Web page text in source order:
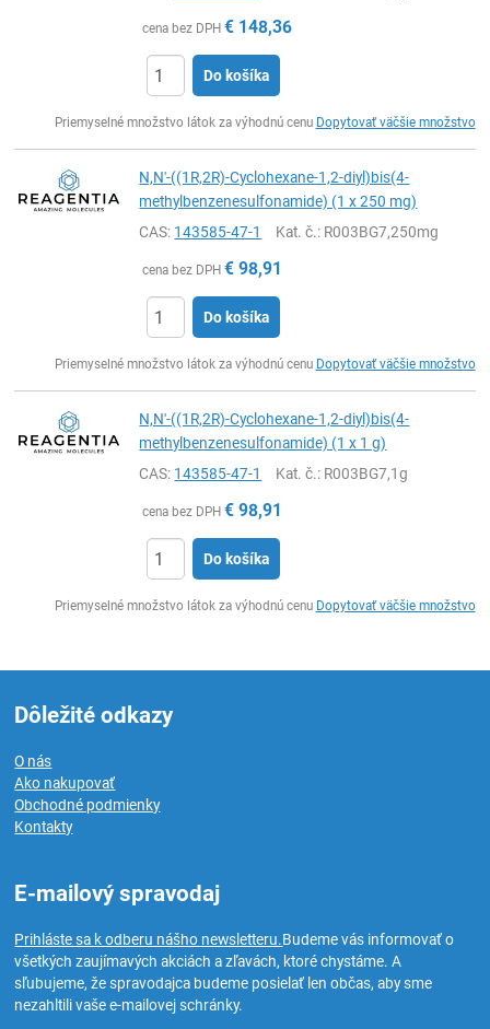
cena bez DPH € 148,36
Do košíka
Priemyselné množstvo látok za výhodnú cenu Dopytovať väčšie množstvo
N,N'-((1R,2R)-Cyclohexane-1,2-diyl)bis(4-
methylbenzenesulfonamide) (1 x 250 mg)
CAS: 143585-47-1 Kat. č.: R003BG7,250mg
cena bez DPH € 98,91
Do košíka
Priemyselné množstvo látok za výhodnú cenu Dopytovať väčšie množstvo
N,N'-((1R,2R)-Cyclohexane-1,2-diyl)bis(4-
methylbenzenesulfonamide) (1 x 1 g)
CAS: 143585-47-1 Kat. č.: R003BG7,1g
cena bez DPH € 98,91
Do košíka
Priemyselné množstvo látok za výhodnú cenu Dopytovať väčšie množstvo
Dôležité odkazy
O nás
Ako nakupovať
Obchodné podmienky
Kontakty
E-mailový spravodaj
Prihláste sa k odberu nášho newsletteru.Budeme vás informovať o
všetkých zaujímavých akciách a zľavách, ktoré chystáme. A
sľubujeme, že spravodajca budeme posielať len občas, aby sme
nezahltili vaše e-mailovej schránky.